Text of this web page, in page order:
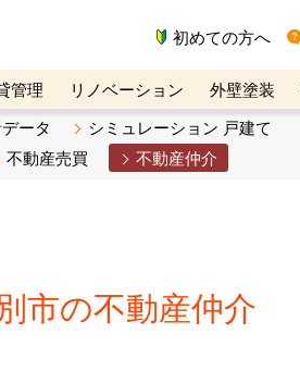
初めての方へ
管理 リノベーション 外壁塗装
ンBiz 不動産売却ご相談デスク
ータ
シミュレーション 戸建て
不動産売買 不動産仲介
市の不動産仲介